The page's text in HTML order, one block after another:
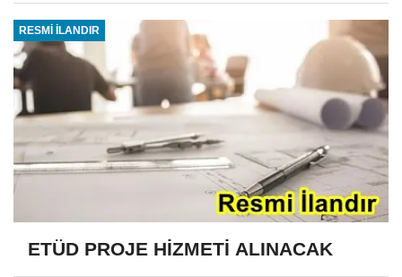
RESMİ İLANDIR
ETÜD PROJE HİZMETİ ALINACAK